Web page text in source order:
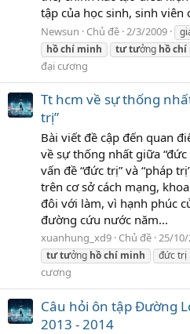
tập của học sinh, sinh viên
Newsun Chủ đề 2/3/2009
hồchí minh tưtưởng hồchí
đại cương
Tt hcm về sự thống
trị”
Bài viết đề cập đến quan
về sự thống nhất giữa
vấn đề “đức trị” và “pháp
trên cơ sở cách mạng,
đôi với làm, vì hạnh phúc
đường cứu nước năm...
xuanhung_xd9 Chủ đề 25/10/
tưtưởng hồchí minh đức trị
cương
Câu hỏi ôn tập Đường
2013 - 2014